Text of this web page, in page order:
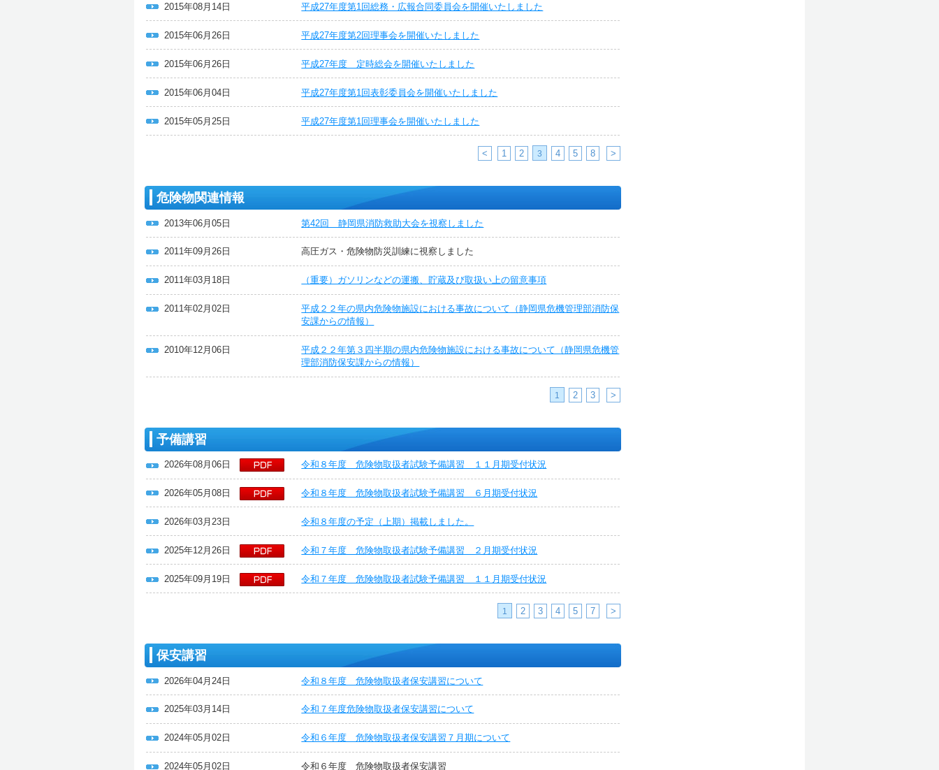
2015年08月14日 平成27年度第1回総務・広報合同委員会を開催いたしました
2015年06月26日 平成27年度第2回理事会を開催いたしました
2015年06月26日 平成27年度 定時総会を開催いたしました
2015年06月04日 平成27年度第1回表彰委員会を開催いたしました
2015年05月25日 平成27年度第1回理事会を開催いたしました
< 1 2 3 4 5 8 >
危険物関連情報
2013年06月05日 第42回 静岡県消防救助大会を視察しました
2011年09月26日 高圧ガス・危険物防災訓練に視察しました
2011年03月18日 （重要）ガソリンなどの運搬、貯蔵及び取扱い上の留意事項
2011年02月02日
平成２２年の県内危険物施設における事故について（静岡県危機管理部消防保
安課からの情報）
2010年12月06日
平成２２年第３四半期の県内危険物施設における事故について（静岡県危機管
理部消防保安課からの情報）
1 2 3 >
予備講習
2026年08月06日 令和８年度 危険物取扱者試験予備講習 １１月期受付状況
2026年05月08日 令和８年度 危険物取扱者試験予備講習 ６月期受付状況
2026年03月23日 令和８年度の予定（上期）掲載しました。
2025年12月26日 令和７年度 危険物取扱者試験予備講習 ２月期受付状況
2025年09月19日 令和７年度 危険物取扱者試験予備講習 １１月期受付状況
1 2 3 4 5 7 >
保安講習
2026年04月24日 令和８年度 危険物取扱者保安講習について
2025年03月14日 令和７年度危険物取扱者保安講習について
2024年05月02日 令和６年度 危険物取扱者保安講習７月期について
2024年05月02日 令和６年度 危険物取扱者保安講習